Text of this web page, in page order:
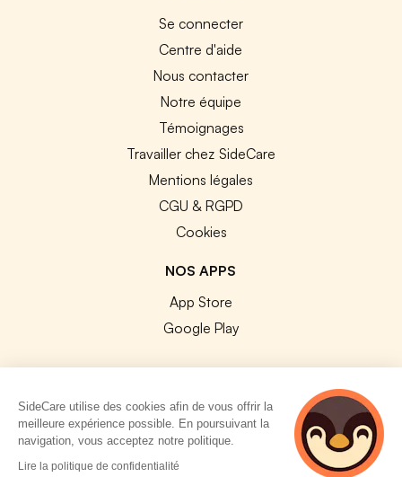
Se connecter
Centre d'aide
Nous contacter
Notre équipe
Témoignages
Travailler chez SideCare
Mentions légales
CGU & RGPD
Cookies
NOS APPS
App Store
Google Play
© 2026 SideCare. Tous droits réservés.
SideCare utilise des cookies afin de vous offrir la
meilleure expérience possible. En poursuivant la
navigation, vous acceptez notre politique.
Lire la politique de confidentialité
3 personnes